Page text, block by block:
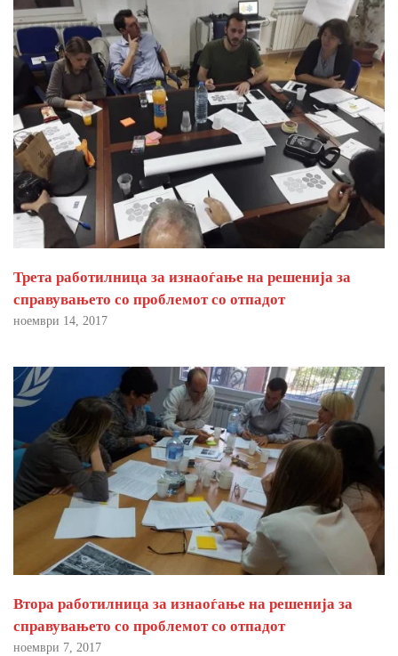
Трета работилница за изнаоѓање на решенија за
справувањето со проблемот со отпадот
ноември 14, 2017
Втора работилница за изнаоѓање на решенија за
справувањето со проблемот со отпадот
ноември 7, 2017